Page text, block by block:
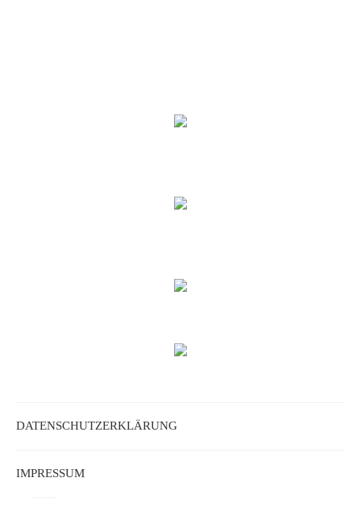
DATENSCHUTZERKLÄRUNG
IMPRESSUM